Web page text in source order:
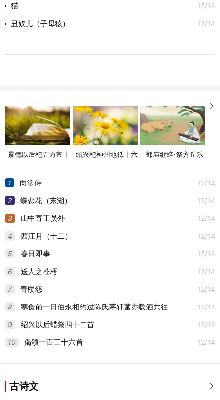
12/14
猫
12/14
丑奴儿（子母猿）

景德以后祀五方帝十
六首
绍兴祀神州地祗十六
首
郊庙歌辞·祭方丘乐
章·肃和
1 12/14
向常侍
2 12/14
蝶恋花（东湖）
3 12/14
山中寄王员外
4 12/14
西江月（十二）
5 12/14
春日即事
6 12/14
送人之苍梧
7 12/14
青楼怨
8 12/14
寒食前一日伯永相约过陈氏茅轩蕃亦载酒共往
9 12/14
绍兴以后蜡祭四十二首
10 12/14
偈颂一百三十六首

古诗文